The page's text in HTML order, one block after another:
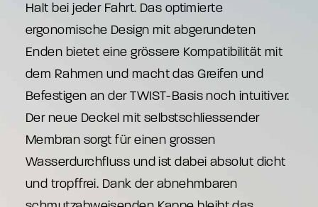
Halt bei jeder Fahrt. Das optimierte
ergonomische Design mit abgerundeten
Enden bietet eine grössere Kompatibilität mit
dem Rahmen und macht das Greifen und
Befestigen an der TWIST-Basis noch intuitiver.
Der neue Deckel mit selbstschliessender
Membran sorgt für einen grossen
Wasserdurchfluss und ist dabei absolut dicht
und tropffrei. Dank der abnehmbaren